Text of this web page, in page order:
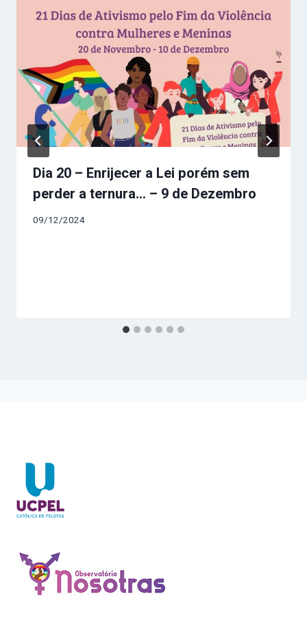
Dia 20 – Enrijecer a Lei porém sem
perder a ternura… – 9 de Dezembro
09/12/2024